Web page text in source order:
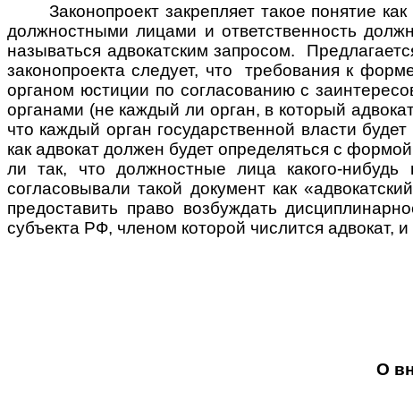
Законопроект закрепляет такое понятие
должностными лицами и ответственность
называться адвокатским запросом.
законопроекта следует, чтотребования к
органом юстиции по согласованию с
органами (не каждый ли орган, в который
что каждый орган государственной власти
как адвокат должен будет определяться с
ли так, что должностные лица какого-
согласовывали такой документ как
предоставить право возбуждать
субъекта РФ, членом которой числится адвокат,
О